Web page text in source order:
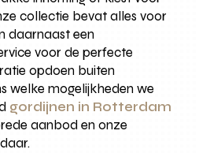
collectie bevat alles voor
daarnaast een
voor de perfecte
opdoen buiten
welke mogelijkheden we
gordijnen in Rotterdam
aanbod en onze